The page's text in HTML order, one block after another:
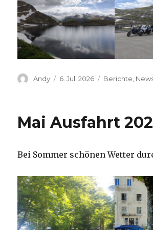
Autor
Andy
Veröffentlicht
6. Juli 2026 Kategorien
Berichte
Mai Ausfahrt
Bei Sommer schönen Wetter